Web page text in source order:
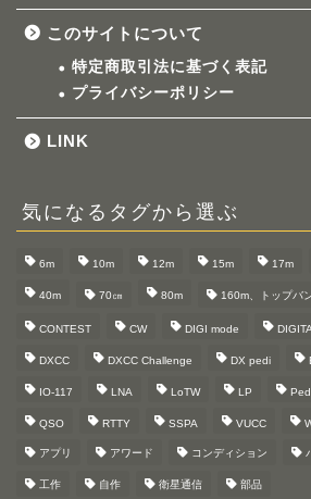
このサイトについて
特定商取引法に基づく表記
プライバシーポリシー
LINK
気になるタグから選ぶ
6m 10m 12m 15m 17m
40m 70㎝ 80m 160m、トップバ
CONTEST CW DIGI mode
DXCC DXCC Challenge DX pedi
IO-117 LNA LoTW LP
QSO RTTY SSPA VUCC
アプリ アワード コンディション
工作 自作 衛星通信 部品